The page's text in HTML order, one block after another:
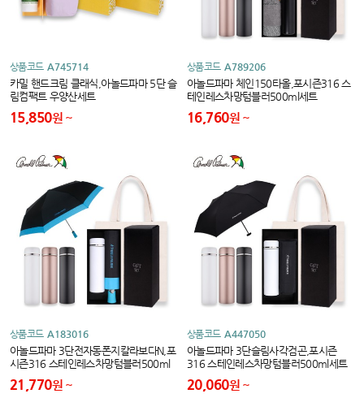
상품코드 A745714
카밀 핸드크림 클래식,아놀드파마 5단 슬
림컴팩트 우양산세트
15,850원
상품코드 A789206
아놀드파마 체인150타올,포시즌316 스
테인레스차망텀블러500ml세트
16,760원
상품코드 A183016
아놀드파마 3단전자동폰지칼라보다N,포
시즌316 스테인레스차망텀블러500ml
세트
21,770원
상품코드 A447050
아놀드파마 3단슬림사각검곤,포시즌
316 스테인레스차망텀블러500ml세트
20,060원